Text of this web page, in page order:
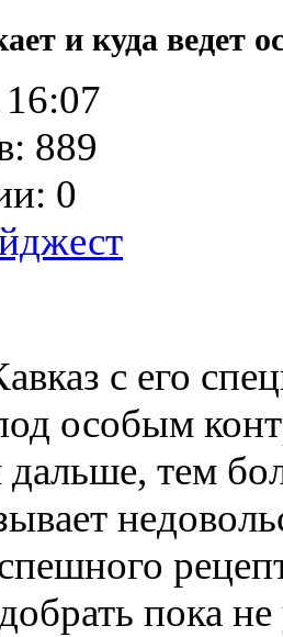
и куда ведет
889
0
с его
особым
дальше, тем
пока не